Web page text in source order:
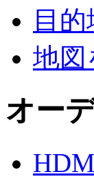
目
地図
オー